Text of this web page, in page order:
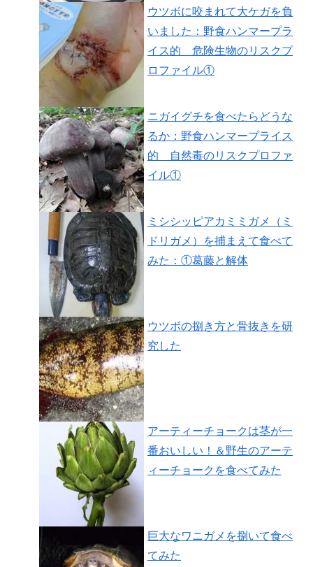
ウツボに咬まれて大ケガを負
いました：野食ハンマープラ
イス的 危険生物のリスクプ
ロファイル①
ニガイグチを食べたらどうな
るか：野食ハンマープライス
的 自然毒のリスクプロファ
イル①
ミシシッピアカミミガメ（ミ
ドリガメ）を捕まえて食べて
みた：①葛藤と解体
ウツボの捌き方と骨抜きを研
究した
アーティーチョークは茎が一
番おいしい！＆野生のアーテ
ィーチョークを食べてみた
巨大なワニガメを捌いて食べ
てみた